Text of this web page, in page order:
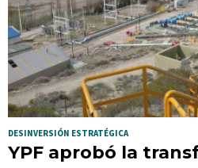
DESINVERSIÓN ESTRATÉGICA
YPF aprobó la